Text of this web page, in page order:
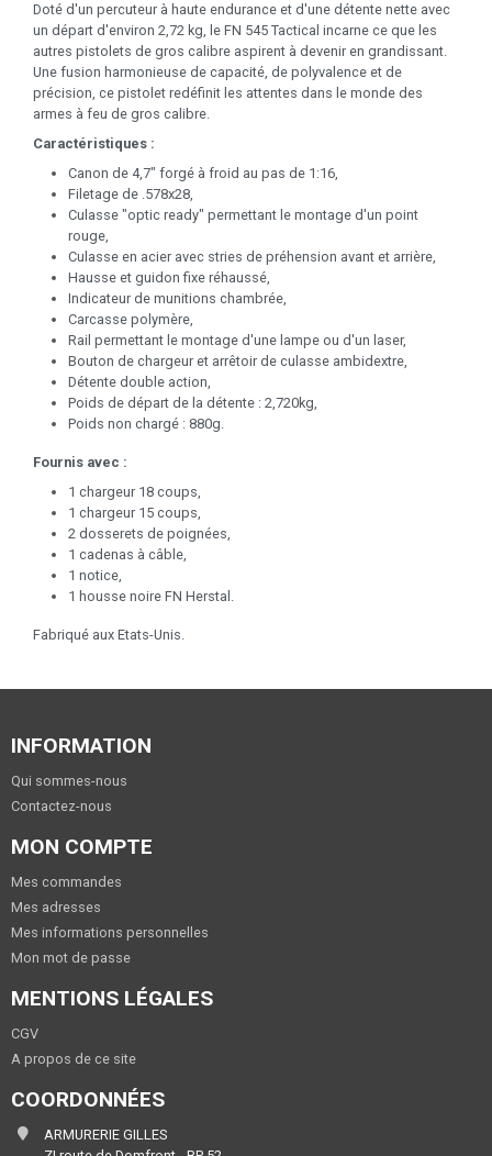
Doté d'un percuteur à haute endurance et d'une détente nette avec
un départ d'environ 2,72 kg, le FN 545 Tactical incarne ce que les
autres pistolets de gros calibre aspirent à devenir en grandissant.
Une fusion harmonieuse de capacité, de polyvalence et de
précision, ce pistolet redéfinit les attentes dans le monde des
armes à feu de gros calibre.
Caractéristiques :
Canon de 4,7" forgé à froid au pas de 1:16,
Filetage de .578x28,
Culasse "optic ready" permettant le montage d'un point
rouge,
Culasse en acier avec stries de préhension avant et arrière,
Hausse et guidon fixe réhaussé,
Indicateur de munitions chambrée,
Carcasse polymère,
Rail permettant le montage d'une lampe ou d'un laser,
Bouton de chargeur et arrêtoir de culasse ambidextre,
Détente double action,
Poids de départ de la détente : 2,720kg,
Poids non chargé : 880g.
Fournis avec :
1 chargeur 18 coups,
1 chargeur 15 coups,
2 dosserets de poignées,
1 cadenas à câble,
1 notice,
1 housse noire FN Herstal.
Fabriqué aux Etats-Unis.
INFORMATION
Qui sommes-nous
Contactez-nous
MON COMPTE
Mes commandes
Mes adresses
Mes informations personnelles
Mon mot de passe
MENTIONS LÉGALES
CGV
A propos de ce site
COORDONNÉES
ARMURERIE GILLES